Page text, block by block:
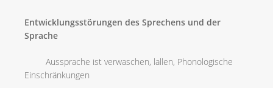
Entwicklungsstörungen des Sprechens und der
Sprache
Aussprache ist verwaschen, lallen, Phonologische
Einschränkungen